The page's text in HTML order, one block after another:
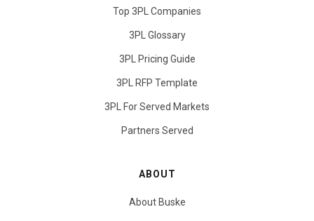
Top 3PL Companies
3PL Glossary
3PL Pricing Guide
3PL RFP Template
3PL For Served Markets
Partners Served
ABOUT
About Buske